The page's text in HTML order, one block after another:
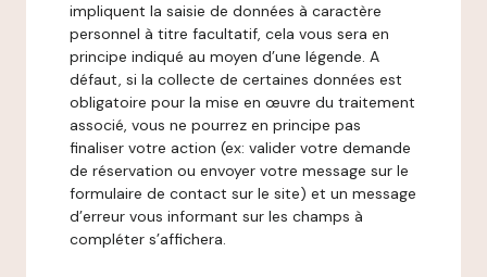
impliquent la saisie de données à caractère
personnel à titre facultatif, cela vous sera en
principe indiqué au moyen d’une légende. A
défaut, si la collecte de certaines données est
obligatoire pour la mise en œuvre du traitement
associé, vous ne pourrez en principe pas
finaliser votre action (ex: valider votre demande
de réservation ou envoyer votre message sur le
formulaire de contact sur le site) et un message
d’erreur vous informant sur les champs à
compléter s’affichera.